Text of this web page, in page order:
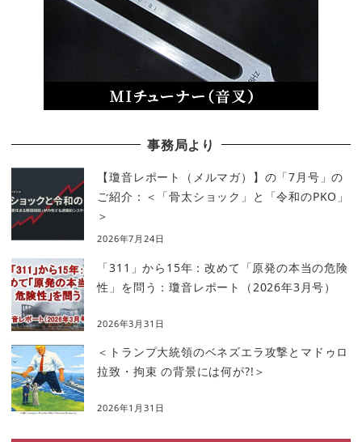
事務局より
【瓊音レポート（メルマガ）】の「7月号」の
ご紹介：＜「骨太ショック」と「令和のPKO」
＞
2026年7月24日
「311」から15年：改めて「原発の本当の危険
性」を問う：瓊音レポート（2026年3月号）
2026年3月31日
＜トランプ大統領のベネズエラ攻撃とマドゥロ
拉致・拘束 の背景には何が?!＞
2026年1月31日